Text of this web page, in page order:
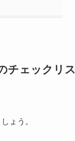
チェックリス
ょう。